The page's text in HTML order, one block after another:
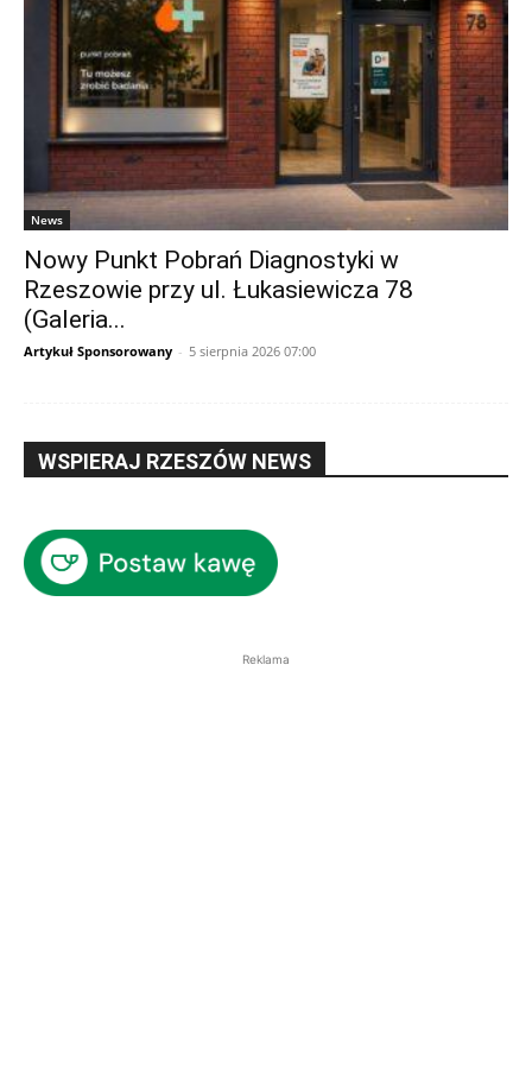
News
Nowy Punkt Pobrań Diagnostyki w
Rzeszowie przy ul. Łukasiewicza 78
(Galeria...
Artykuł Sponsorowany - 5 sierpnia 2026 07:00
WSPIERAJ RZESZÓW NEWS
Reklama